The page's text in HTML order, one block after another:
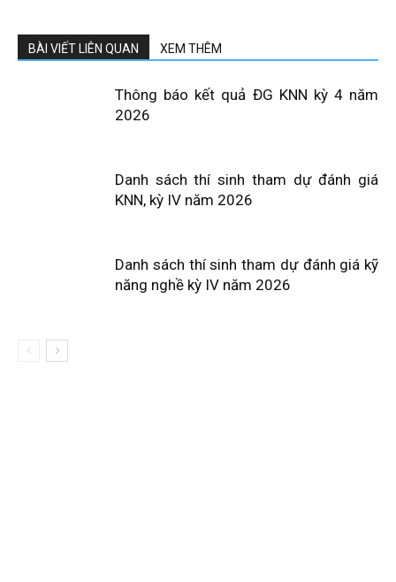
BÀI VIẾT LIÊN QUAN XEM THÊM
Thông báo kết quả ĐG KNN kỳ 4 năm
2026
Danh sách thí sinh tham dự đánh giá
KNN, kỳ IV năm 2026
Danh sách thí sinh tham dự đánh giá kỹ
năng nghề kỳ IV năm 2026